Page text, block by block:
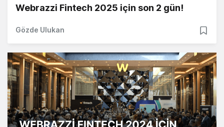
Webrazzi Fintech 2025 için son 2 gün!
Gözde Ulukan